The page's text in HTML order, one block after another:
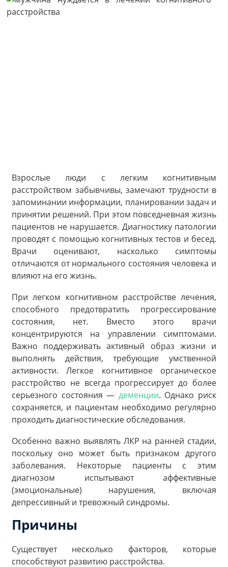
Взрослые люди с легким когнитивным
расстройством забывчивы, замечают трудности в
запоминании информации, планировании задач и
принятии решений. При этом повседневная жизнь
пациентов не нарушается. Диагностику патологии
проводят с помощью когнитивных тестов и бесед.
Врачи оценивают, насколько симптомы
отличаются от нормального состояния человека и
влияют на его жизнь.
При легком когнитивном расстройстве лечения,
способного предотвратить прогрессирование
состояния, нет. Вместо этого врачи
концентрируются на управлении симптомами.
Важно поддерживать активный образ жизни и
выполнять действия, требующие умственной
активности. Легкое когнитивное органическое
расстройство не всегда прогрессирует до более
серьезного состояния — деменции. Однако риск
сохраняется, и пациентам необходимо регулярно
проходить диагностические обследования.
Особенно важно выявлять ЛКР на ранней стадии,
поскольку оно может быть признаком другого
заболевания. Некоторые пациенты с этим
диагнозом испытывают аффективные
(эмоциональные) нарушения, включая
депрессивный и тревожный синдромы.
Причины
Существует несколько факторов, которые
способствуют развитию расстройства.